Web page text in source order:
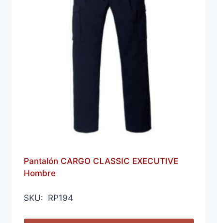
Pantalón CARGO CLASSIC EXECUTIVE
Hombre
SKU: RP194